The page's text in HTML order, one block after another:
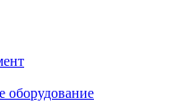
оборудование